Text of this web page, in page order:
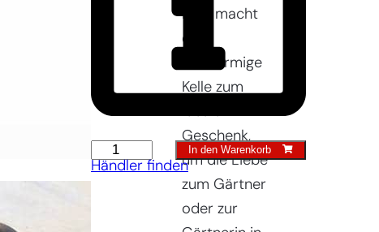
Herzförmige
Kelle
In den Warenkorb
Händler finden
Dies macht
die
herzförmige
Kelle zum
idealen
Geschenk,
um die Liebe
zum Gärtner
oder zur